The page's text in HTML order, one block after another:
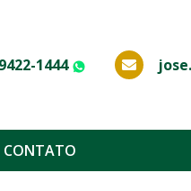
1444 WhatsApp
CONTATO